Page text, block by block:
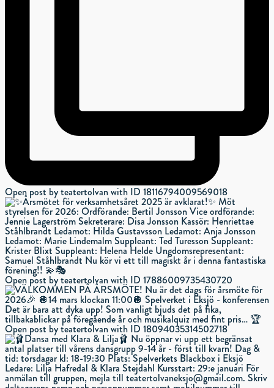
Open post by teatertolvan with ID 18116794009569018
Open post by teatertolvan with ID 17886009735430720
Open post by teatertolvan with ID 18094035314502718